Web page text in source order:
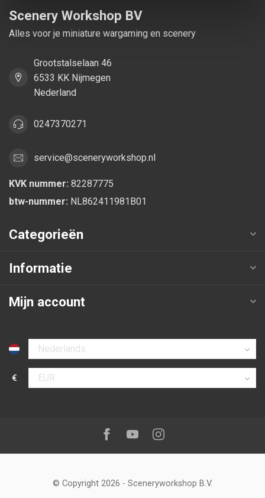
Scenery Workshop BV
Alles voor je miniature wargaming en scenery
Grootstalselaan 46
6533 KK Nijmegen
Nederland
0247370271
service@sceneryworkshop.nl
KVK nummer: 82287775
btw-nummer: NL862411981B01
Categorieën
Informatie
Mijn account
Selecteer taal
€
Selecteer valuta
Volg ons op:Facebook
YoutubeInstagram
© Copyright 2026 - Sceneryworkshop B.V.